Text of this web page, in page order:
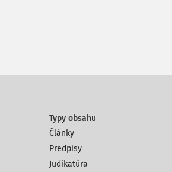
Typy obsahu
Články
Predpisy
Judikatúra